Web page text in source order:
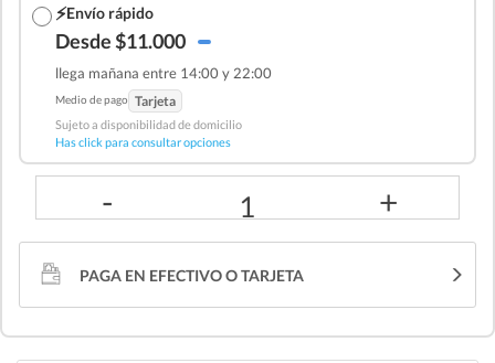
⚡Envío rápido
Desde $11.000
llega mañana entre 14:00 y 22:00
Medio de pago Tarjeta
Sujeto a disponibilidad de domicilio
Has click para consultar opciones
- 1 +
PAGA EN EFECTIVO O TARJETA